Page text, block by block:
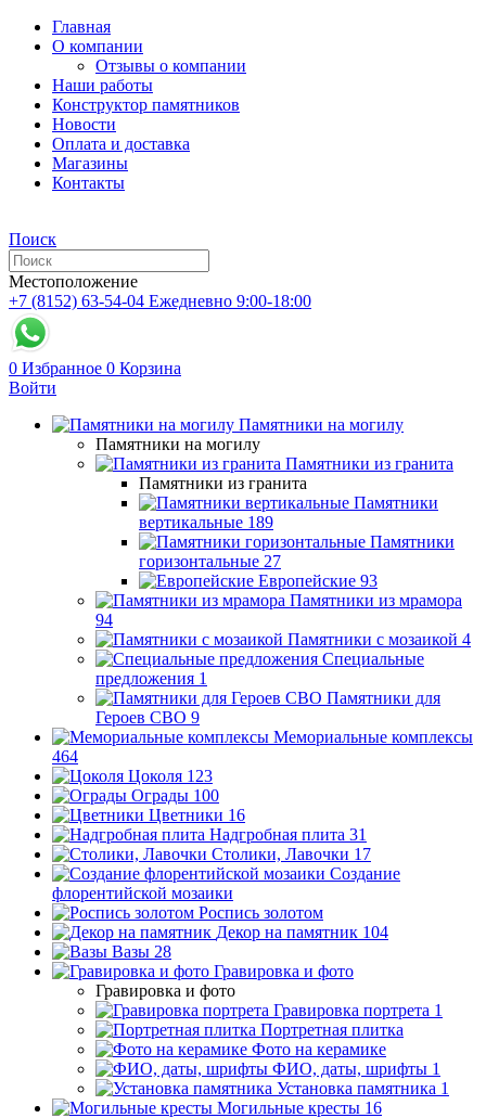
Главная
О компании
Отзывы о компании
Наши работы
Конструктор памятников
Новости
Оплата и доставка
Магазины
Контакты
Поиск
Местоположение
+7 (8152) 63-54-04 Ежедневно 9:00-18:00
0 Избранное 0 Корзина
Войти
Памятники на могилу
Памятники на могилу
Памятники из гранита
Памятники из гранита
Памятники
вертикальные 189
Памятники
горизонтальные 27
Европейские 93
Памятники из мрамора
94
Памятники с мозаикой 4
Специальные
предложения 1
Памятники для
Героев СВО 9
Мемориальные комплексы
464
Цоколя 123
Ограды 100
Цветники 16
Надгробная плита 31
Столики, Лавочки 17
Создание
флорентийской мозаики
Роспись золотом
Декор на памятник 104
Вазы 28
Гравировка и фото
Гравировка и фото
Гравировка портрета 1
Портретная плитка
Фото на керамике
ФИО, даты, шрифты 1
Установка памятника 1
Могильные кресты 16